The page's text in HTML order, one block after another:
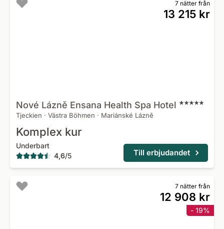
7 nätter från
13 215 kr
Nové Lázně Ensana Health Spa Hotel
Tjeckien · Västra Böhmen · Mariánské Lázně
Komplex kur
Underbart
4,6/5 Till erbjudandet
7 nätter från
12 908 kr
- 19%